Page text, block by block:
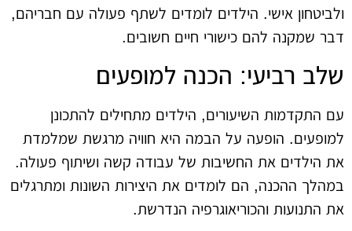
ולביטחון אישי. הילדים לומדים לשתף פעולה עם חבריהם,
דבר שמקנה להם כישורי חיים חשובים.
שלב רביעי: הכנה למופעים
עם התקדמות השיעורים, הילדים מתחילים להתכונן
למופעים. הופעה על הבמה היא חוויה מרגשת שמלמדת
את הילדים את החשיבות של עבודה קשה ושיתוף פעולה.
במהלך ההכנה, הם לומדים את היצירות השונות ומתרגלים
את התנועות והכוריאוגרפיה הנדרשת.